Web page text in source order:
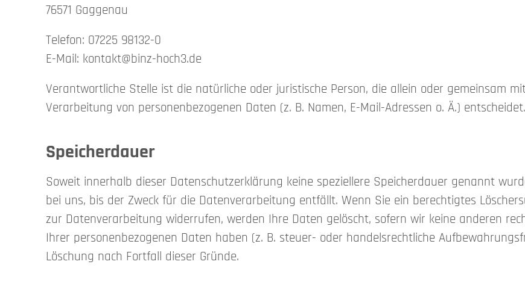
76571 Gaggenau
Telefon: 07225 98132-0
E-Mail: kontakt@binz-hoch3.de
Verantwortliche Stelle ist die natürliche oder juristische Person, die allein oder gemeinsam
Verarbeitung von personenbezogenen Daten (z. B. Namen, E-Mail-Adressen o. Ä.) entscheidet.
Speicherdauer
Soweit innerhalb dieser Datenschutzerklärung keine speziellere Speicherdauer genannt
bei uns, bis der Zweck für die Datenverarbeitung entfällt. Wenn Sie ein berechtigtes
zur Datenverarbeitung widerrufen, werden Ihre Daten gelöscht, sofern wir keine anderen
Ihrer personenbezogenen Daten haben (z. B. steuer- oder handelsrechtliche
Löschung nach Fortfall dieser Gründe.